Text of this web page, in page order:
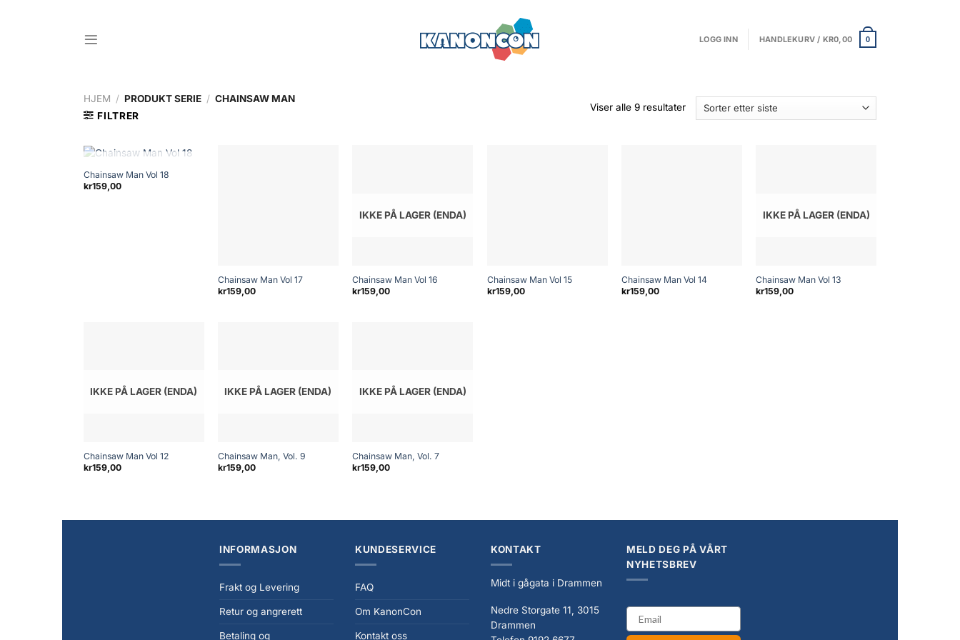
content
LOGG INN HANDLEKURV / KR0,00 0
HJEM / PRODUKT SERIE / CHAINSAW MAN
FILTRER
Viser alle 9 resultaterSortert
etter
+
IKKE PÅ LAGER (ENDA)
Chainsaw Man Vol 18
kr159,00
Chainsaw Man Vol 17
kr159,00
IKKE PÅ LAGER (ENDA)
Chainsaw Man Vol 16
kr159,00
Chainsaw Man Vol 15
kr159,00
Chainsaw Man Vol 14
kr159,00
IKKE PÅ LAGER (ENDA)
Chainsaw Man Vol 13
kr159,00
IKKE PÅ LAGER (ENDA)
Chainsaw Man Vol 12
kr159,00
IKKE PÅ LAGER (ENDA)
Chainsaw Man, Vol. 9
kr159,00
IKKE PÅ LAGER (ENDA)
Chainsaw Man, Vol. 7
kr159,00
INFORMASJON
Frakt og Levering
Retur og angrerett
Betaling og
KUNDESERVICE
FAQ
Om KanonCon
Kontakt oss
KONTAKT
Midt i gågata i Drammen
Nedre Storgate 11, 3015
Drammen
MELD DEG PÅ VÅRT
NYHETSBREV
email